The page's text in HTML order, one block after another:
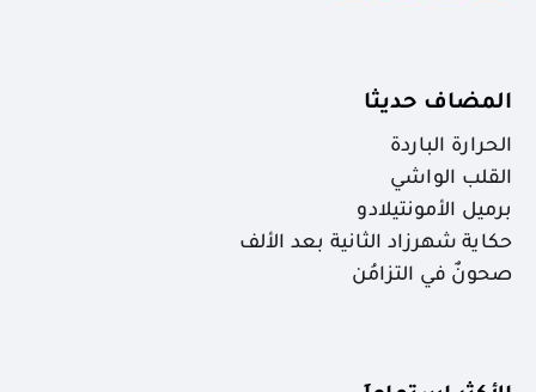
المضاف حديثا
الحرارة الباردة
القلب الواشي
برميل الأمونتيلادو
حكاية شهرزاد الثانية بعد الألف
صحونٌ في التزامُن